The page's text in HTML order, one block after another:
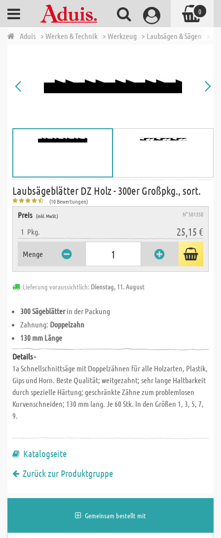
Aduis > Werken & Technik > Werkzeug > Laubsägen & Sägen >
Laubsägeblätter DZ Holz - 300er Großpkg., sort.
(10 Bewertungen)
Preis (inkl. MwSt.) N° 501358
1 Pkg. 25,15 €
Menge
Lieferung voraussichtlich: Dienstag, 11. August
300 Sägeblätterin der Packung
Zahnung: Doppelzahn
130 mm Länge
Details -
1a Schnellschnittsäge mit Doppelzähnen für alle Holzarten, Plastik,
Gips und Horn. Beste Qualität; weitgezahnt; sehr lange Haltbarkeit
durch spezielle Härtung; geschränkte Zähne zum problemlosen
Kurvenschneiden; 130 mm lang. Je 60 Stk. In den Größen 1, 3, 5, 7,
9.
Katalogseite
Zurück zur Produktgruppe
Gemeinsam bestellt mit
0